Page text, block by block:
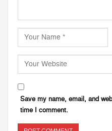
Save my name, email, and
time I comment.